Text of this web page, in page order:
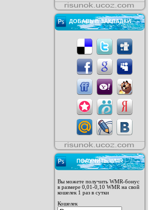
ДОБАВЬ В ЗАКЛАДКИ
ПОЛУЧИТЬ WMR
Вы можете получить WMR-бонус
в размере 0,01-0,10 WMR на свой
кошелек 1 раз в сутки
Кошелек